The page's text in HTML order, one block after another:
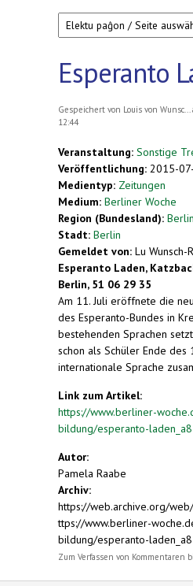
Esperanto
Gespeichert von Louis von Wunsc...
12:44
Veranstaltung: Sonstige
Veröffentlichung: 2015-
Medientyp: Zeitungen
Medium: Berliner Woche
Region (Bundesland): Berlin
Stadt: Berlin
Gemeldet von: Lu Wunsch-
Esperanto Laden,
Berlin, 51 06 29 35
Am 11. Juli eröffnete die
des Esperanto-Bundes in
bestehenden Sprachen
schon als Schüler Ende des
internationale Sprache
Link zum Artikel:
https://www.berliner-
bildung/esperanto-
Autor:
Pamela Raabe
Archiv:
https://web.archive.org/
ttps://www.berliner-
bildung/esperanto-
Zum Verfassen von Kommentaren